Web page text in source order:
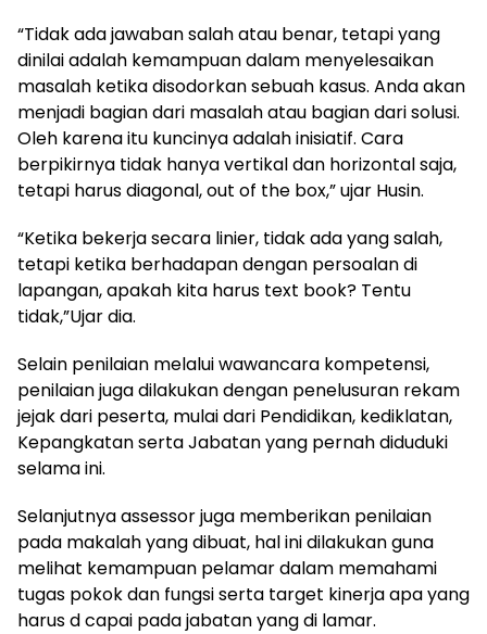
“Tidak ada jawaban salah atau benar, tetapi yang
dinilai adalah kemampuan dalam menyelesaikan
masalah ketika disodorkan sebuah kasus. Anda akan
menjadi bagian dari masalah atau bagian dari solusi.
Oleh karena itu kuncinya adalah inisiatif. Cara
berpikirnya tidak hanya vertikal dan horizontal saja,
tetapi harus diagonal, out of the box,” ujar Husin.
“Ketika bekerja secara linier, tidak ada yang salah,
tetapi ketika berhadapan dengan persoalan di
lapangan, apakah kita harus text book? Tentu
tidak,”Ujar dia.
Selain penilaian melalui wawancara kompetensi,
penilaian juga dilakukan dengan penelusuran rekam
jejak dari peserta, mulai dari Pendidikan, kediklatan,
Kepangkatan serta Jabatan yang pernah diduduki
selama ini.
Selanjutnya assessor juga memberikan penilaian
pada makalah yang dibuat, hal ini dilakukan guna
melihat kemampuan pelamar dalam memahami
tugas pokok dan fungsi serta target kinerja apa yang
harus d capai pada jabatan yang di lamar.